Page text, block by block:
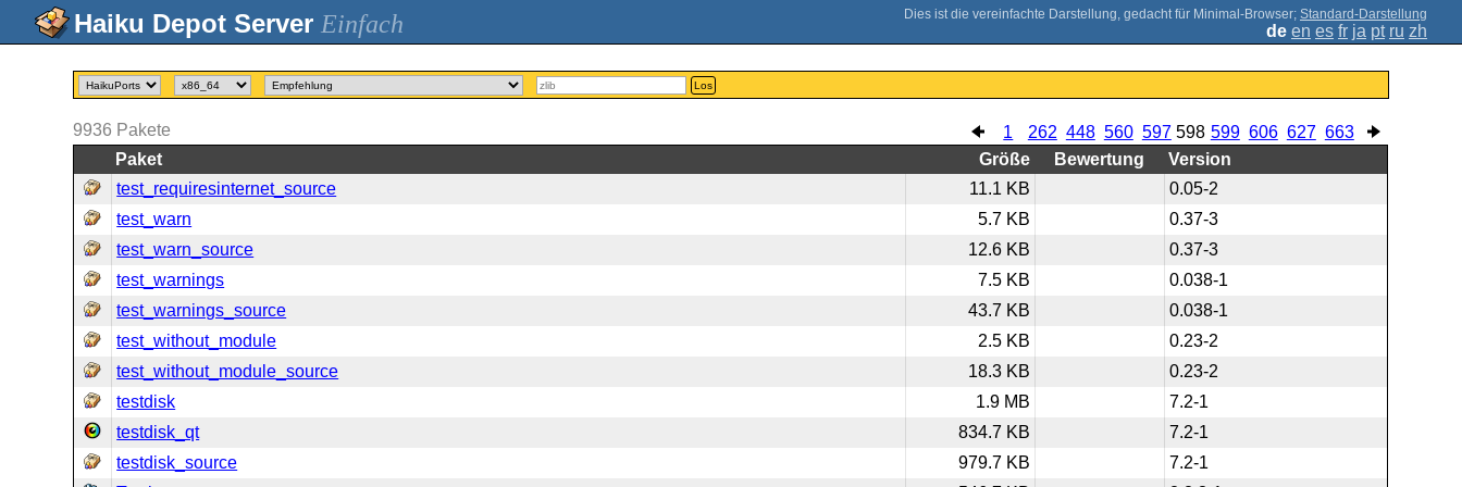
Einfach ; Standard-Darstellung
de en es fr ja pt ru zh
Los
1 262 448 560 597 598 599 606 627 663
9936 Pakete
Paket
Größe Bewertung
Version
test_requiresinternet_source
11.1 KB
0.05-2
test_warn
5.7 KB
0.37-3
test_warn_source
12.6 KB
0.37-3
test_warnings
7.5 KB
0.038-1
test_warnings_source
43.7 KB
0.038-1
test_without_module
2.5 KB
0.23-2
test_without_module_source
18.3 KB
0.23-2
testdisk
1.9 MB
7.2-1
testdisk_qt
834.7 KB
7.2-1
testdisk_source
979.7 KB
7.2-1